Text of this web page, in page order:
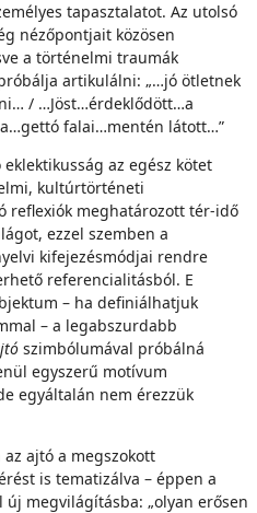
tapasztalatot. Az utolsó
nézőpontjait közösen
a történelmi traumák
artikulálni: „…jó ötletnek
/ …Jöst…érdeklődött…a
falai…mentén látott…”
az egész kötet
kultúrtörténeti
reflexiók meghatározott tér-idő
ezzel szemben a
kifejezésmódjai rendre
referencialitásból. E
– ha definiálhatjuk
– a legabszurdabb
szimbólumával próbálná
egyszerű motívum
egyáltalán nem érezzük
az ajtó a megszokott
is tematizálva – éppen a
megvilágításba: „olyan erősen